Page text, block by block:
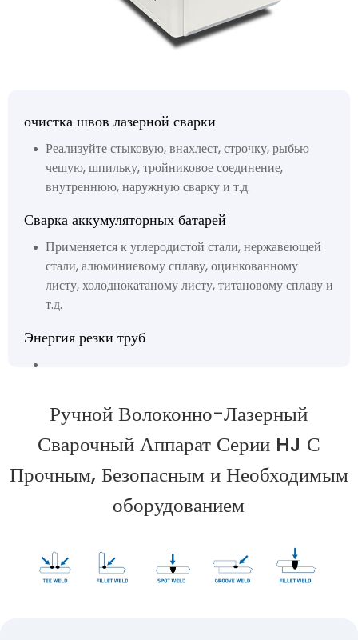
очистка швов лазерной сварки
Реализуйте стыковую, внахлест, строчку, рыбью
чешую, шпильку, тройниковое соединение,
внутреннюю, наружную сварку и т.д.
Сварка аккумуляторных батарей
Применяется к углеродистой стали, нержавеющей
стали, алюминиевому сплаву, оцинкованному
листу, холоднокатаному листу, титановому сплаву и
т.д.
Энергия резки труб
Ручной Волоконно-Лазерный
Сварочный Аппарат Серии HJ С
Прочным, Безопасным и Необходимым
оборудованием